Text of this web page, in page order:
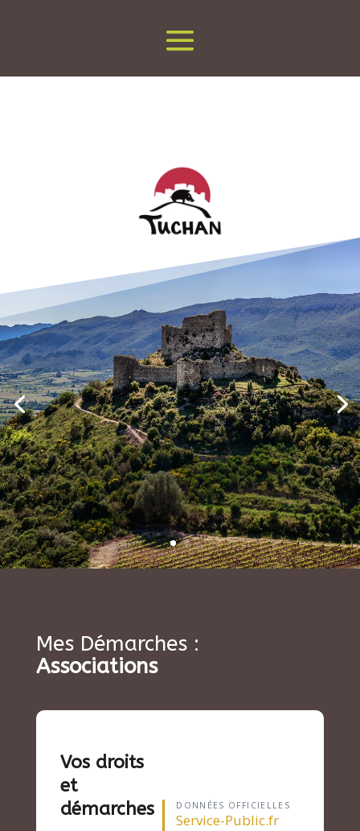
Mes Démarches :
Associations
Vos droits
et
démarches
DONNÉES OFFICIELLES
Service-Public.fr